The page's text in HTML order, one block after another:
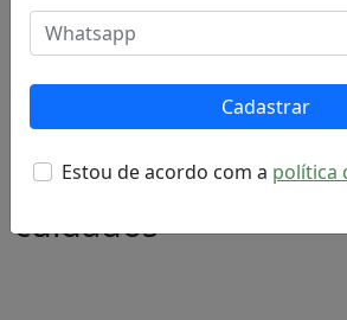
14 de outubro de 2021
Mortes por Covid
Bahia, mas cenário
cuidados
Cadastrar
Estou de acordo com a política